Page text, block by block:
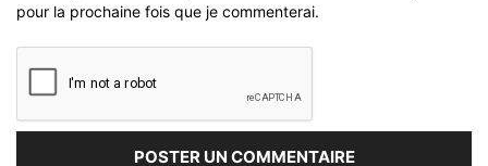
pour la prochaine fois que je commenterai.